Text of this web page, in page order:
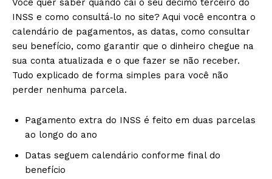
Você quer saber quando cai o seu décimo terceiro do
INSS e como consultá‑lo no site? Aqui você encontra o
calendário de pagamentos, as datas, como consultar
seu benefício, como garantir que o dinheiro chegue na
sua conta atualizada e o que fazer se não receber.
Tudo explicado de forma simples para você não
perder nenhuma parcela.
Pagamento extra do INSS é feito em duas parcelas
ao longo do ano
Datas seguem calendário conforme final do
benefício